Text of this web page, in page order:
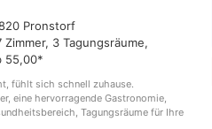
Pronstorf
3 Tagungsräume,
55,00*
fühlt sich schnell zuhause.
eine hervorragende Gastronomie,
Tagungsräume für Ihre